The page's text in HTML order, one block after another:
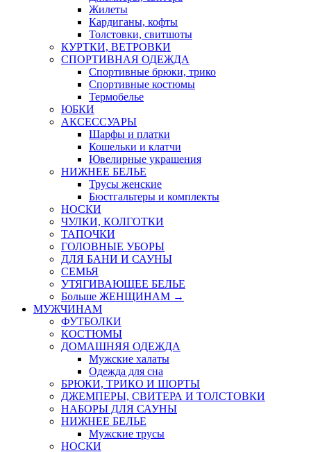
Жилеты
Кардиганы, кофты
Толстовки, свитшоты
КУРТКИ, ВЕТРОВКИ
СПОРТИВНАЯ ОДЕЖДА
Спортивные брюки, трико
Спортивные костюмы
Термобелье
ЮБКИ
AКСЕССУАРЫ
Шарфы и платки
Кошельки и клатчи
Ювелирные украшения
НИЖНЕЕ БЕЛЬЕ
Трусы женские
Бюстгальтеры и комплекты
НОСКИ
ЧУЛКИ, КОЛГОТКИ
ТАПОЧКИ
ГОЛОВНЫЕ УБОРЫ
ДЛЯ БАНИ И САУНЫ
СЕМЬЯ
УТЯГИВАЮЩЕЕ БЕЛЬЕ
Больше ЖЕНЩИНАМ →
МУЖЧИНАМ
ФУТБОЛКИ
КОСТЮМЫ
ДОМАШНЯЯ ОДЕЖДА
Мужские халаты
Одежда для сна
БРЮКИ, ТРИКО И ШОРТЫ
ДЖЕМПЕРЫ, СВИТЕРА И ТОЛСТОВКИ
НАБОРЫ ДЛЯ САУНЫ
НИЖНЕЕ БЕЛЬЕ
Мужские трусы
НОСКИ